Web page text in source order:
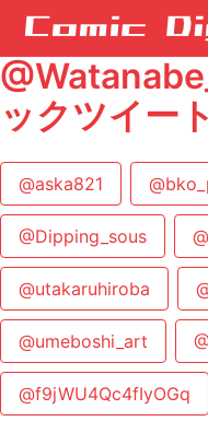
ックツイー
@aska821
@Dipping_sous
@utakaruhiroba
@umeboshi_art
@f9jWU4Qc4fIyOGq